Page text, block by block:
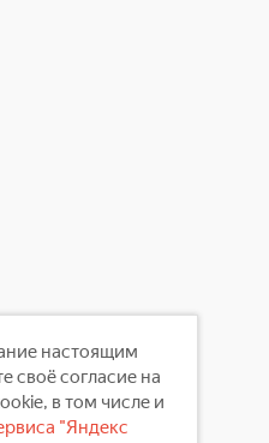
настоящим
своё согласие на
в том числе и
"Яндекс